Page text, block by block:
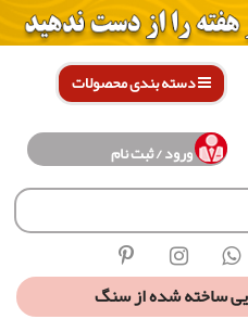
دسته بندی محصولات
ورود / ثبت نام
ساخته شده از سنگ